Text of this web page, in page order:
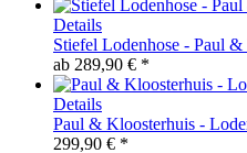
Details
Stiefel Lodenhose - Paul
ab 289,90 € *
Details
Paul & Kloosterhuis -
299,90 € *